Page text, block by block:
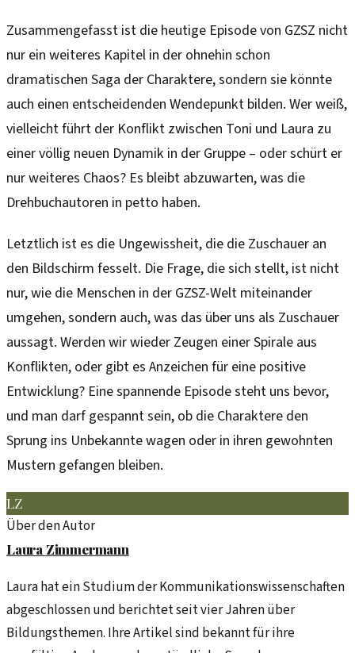
Zusammengefasst ist die heutige Episode von GZSZ nicht
nur ein weiteres Kapitel in der ohnehin schon
dramatischen Saga der Charaktere, sondern sie könnte
auch einen entscheidenden Wendepunkt bilden. Wer weiß,
vielleicht führt der Konflikt zwischen Toni und Laura zu
einer völlig neuen Dynamik in der Gruppe – oder schürt er
nur weiteres Chaos? Es bleibt abzuwarten, was die
Drehbuchautoren in petto haben.
Letztlich ist es die Ungewissheit, die die Zuschauer an
den Bildschirm fesselt. Die Frage, die sich stellt, ist nicht
nur, wie die Menschen in der GZSZ-Welt miteinander
umgehen, sondern auch, was das über uns als Zuschauer
aussagt. Werden wir wieder Zeugen einer Spirale aus
Konflikten, oder gibt es Anzeichen für eine positive
Entwicklung? Eine spannende Episode steht uns bevor,
und man darf gespannt sein, ob die Charaktere den
Sprung ins Unbekannte wagen oder in ihren gewohnten
Mustern gefangen bleiben.
LZ
Über den Autor
Laura Zimmermann
Laura hat ein Studium der Kommunikationswissenschaften
abgeschlossen und berichtet seit vier Jahren über
Bildungsthemen. Ihre Artikel sind bekannt für ihre